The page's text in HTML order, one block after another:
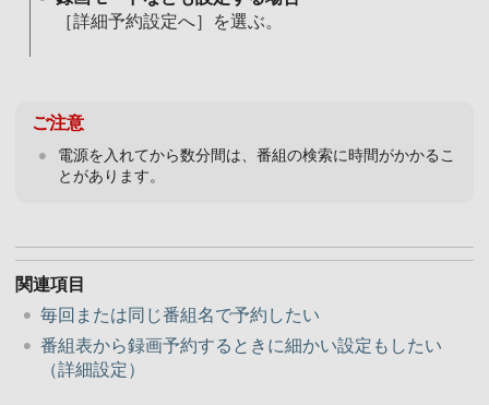
［詳細予約設定へ］を選ぶ。
ご注意
電源を入れてから数分間は、番組の検索に時間がかかるこ
とがあります。
関連項目
毎回または同じ番組名で予約したい
番組表から録画予約するときに細かい設定もしたい
（詳細設定）